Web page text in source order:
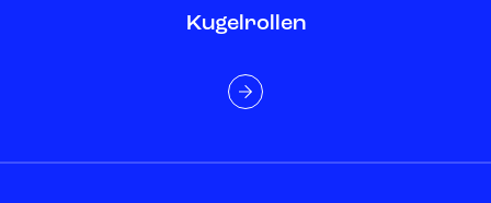
Kugelrollen